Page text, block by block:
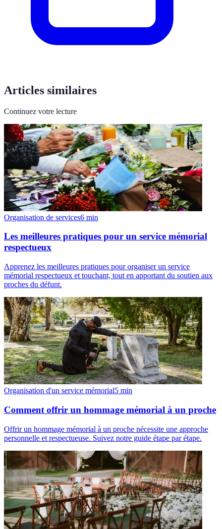
Articles similaires
Continuez votre lecture
Organisation de services6 min
Les meilleures pratiques pour un service mémorial
respectueux
Apprenez les meilleures pratiques pour organiser un service
mémorial respectueux et touchant, tout en apportant du soutien aux
proches du défunt.
Organisation d'un service mémorial5 min
Comment offrir un hommage mémorial à un proche
Offrir un hommage mémorial à un proche nécessite une approche
personnelle et respectueuse. Suivez notre guide étape par étape.